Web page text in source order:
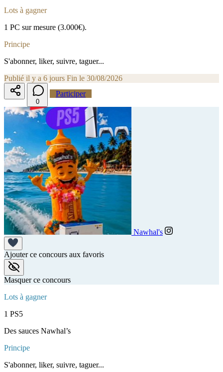
Lots à gagner
1 PC sur mesure (3.000€).
Principe
S'abonner, liker, suivre, taguer...
Publié il y a 6 jours Fin le 30/08/2026
0
Participer
Nawhal's
Ajouter ce concours aux favoris
Masquer ce concours
Lots à gagner
1 PS5
Des sauces Nawhal’s
Principe
S'abonner, liker, suivre, taguer...